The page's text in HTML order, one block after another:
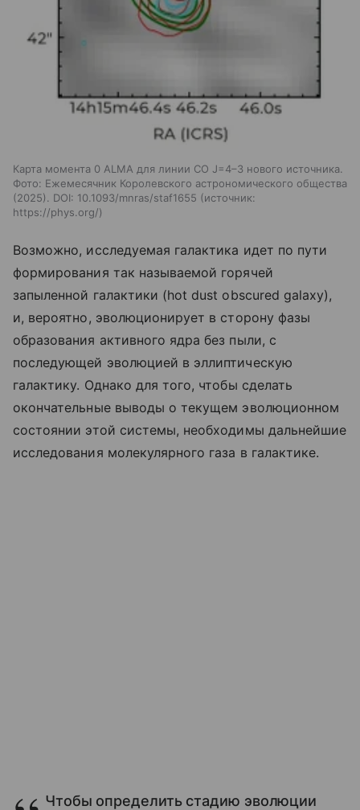
Карта момента 0 ALMA для линии CO J=4–3 нового источника.
Фото: Ежемесячник Королевского астрономического общества
(2025). DOI: 10.1093/mnras/staf1655
источник:
https://phys.org/
Возможно, исследуемая галактика идет по пути
формирования так называемой горячей
запыленной галактики (hot dust obscured galaxy),
и, вероятно, эволюционирует в сторону фазы
образования активного ядра без пыли, с
последующей эволюцией в эллиптическую
галактику. Однако для того, чтобы сделать
окончательные выводы о текущем эволюционном
состоянии этой системы, необходимы дальнейшие
исследования молекулярного газа в галактике.
Чтобы определить стадию эволюции